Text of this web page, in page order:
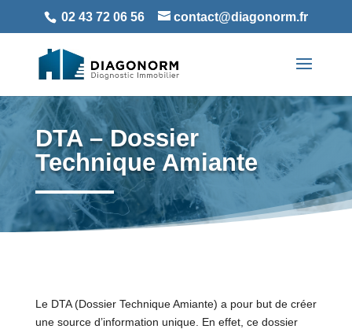
02 43 72 06 56 contact@diagonorm.fr
DTA –Dossier
Technique Amiante
Le DTA (Dossier Technique Amiante) a pour but de créer
une source d’information unique. En effet, ce dossier